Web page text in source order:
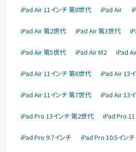
iPad Air 11インチ 第8世代 iPad Air
iPad Air 第2世代 iPad Air 第3世代
iPad Air 第5世代 iPad Air M2 iPad
iPad Air 11インチ 第6世代 iPad Air 13
iPad Air 11インチ 第7世代 iPad Air 13
iPad Pro 13インチ 第2世代 iPad Pro
iPad Pro 9.7インチ iPad Pro 10.5インチ